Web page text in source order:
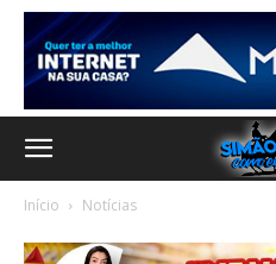
Início Notícias